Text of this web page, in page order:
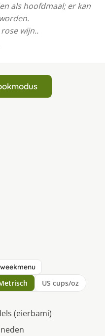
als hoofdmaal; er kan
wijn..
US cups/oz
(eierbami)